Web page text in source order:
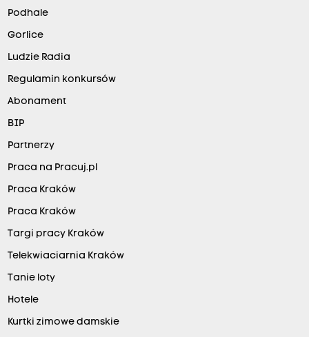
Podhale
Gorlice
Ludzie Radia
Regulamin konkursów
Abonament
BIP
Partnerzy
Praca na Pracuj.pl
Praca Kraków
Praca Kraków
Targi pracy Kraków
Telekwiaciarnia Kraków
Tanie loty
Hotele
Kurtki zimowe damskie